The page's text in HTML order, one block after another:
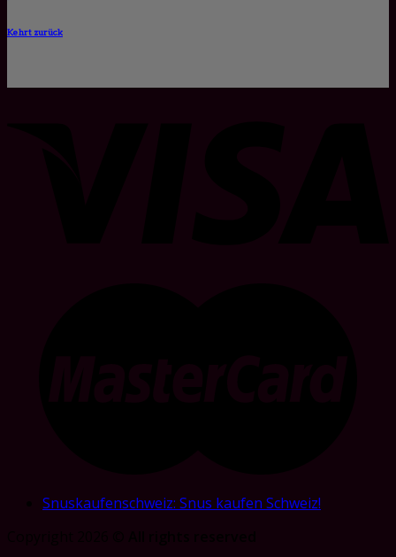
Kehrt zurück
Snuskaufenschweiz: Snus kaufen Schweiz!